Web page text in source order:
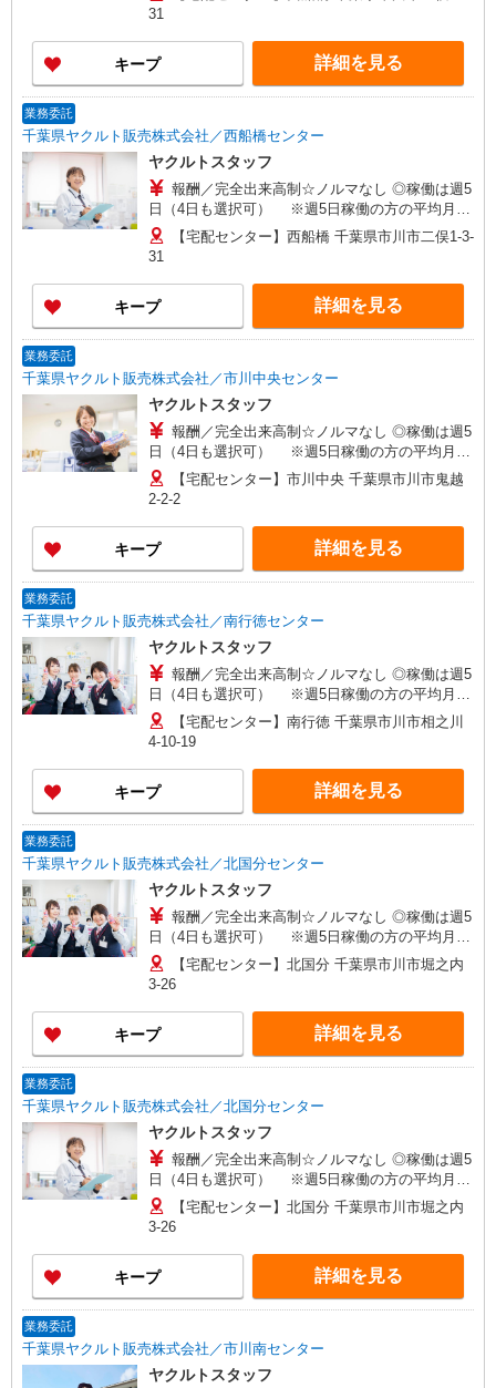
働き方やご希望の収入など、お気軽にお問い合わ
方が活躍中！
31
キープ 詳細を見る
業務委託
千葉県ヤクルト販売株式会社／西船橋センター
ヤクルトスタッフ
報酬／完全出来高制☆ノルマなし ◎稼働は週5
日（4日も選択可） ※週5日稼働の方の平均月収
27万円 「あなたに合わせた」働き方ができます。
働き方やご希望の収入など、お気軽にお問い合わ
方が活躍中！
【宅配センター】西船橋 千葉県市川市二俣1-3-
31
キープ 詳細を見る
業務委託
千葉県ヤクルト販売株式会社／市川中央センター
ヤクルトスタッフ
報酬／完全出来高制☆ノルマなし ◎稼働は週5
日（4日も選択可） ※週5日稼働の方の平均月収
27万円 「あなたに合わせた」働き方ができます。
働き方やご希望の収入など、お気軽にお問い合わ
方が活躍中！
【宅配センター】市川中央 千葉県市川市鬼越
2-2-2
キープ 詳細を見る
業務委託
千葉県ヤクルト販売株式会社／南行徳センター
ヤクルトスタッフ
報酬／完全出来高制☆ノルマなし ◎稼働は週5
日（4日も選択可） ※週5日稼働の方の平均月収
27万円 「あなたに合わせた」働き方ができます。
働き方やご希望の収入など、お気軽にお問い合わ
方が活躍中！
【宅配センター】南行徳 千葉県市川市相之川
4-10-19
キープ 詳細を見る
業務委託
千葉県ヤクルト販売株式会社／北国分センター
ヤクルトスタッフ
報酬／完全出来高制☆ノルマなし ◎稼働は週5
日（4日も選択可） ※週5日稼働の方の平均月収
27万円 「あなたに合わせた」働き方ができます。
働き方やご希望の収入など、お気軽にお問い合わ
方が活躍中！
【宅配センター】北国分 千葉県市川市堀之内
3-26
キープ 詳細を見る
業務委託
千葉県ヤクルト販売株式会社／北国分センター
ヤクルトスタッフ
報酬／完全出来高制☆ノルマなし ◎稼働は週5
日（4日も選択可） ※週5日稼働の方の平均月収
27万円 「あなたに合わせた」働き方ができます。
働き方やご希望の収入など、お気軽にお問い合わ
方が活躍中！
【宅配センター】北国分 千葉県市川市堀之内
3-26
キープ 詳細を見る
業務委託
千葉県ヤクルト販売株式会社／市川南センター
ヤクルトスタッフ